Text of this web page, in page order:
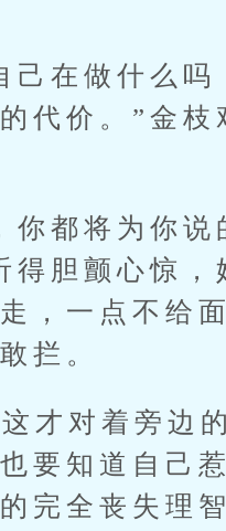
在做什么吗
代价。”金枝
都将为你说
胆颤心惊，
，一点不给
拦。
对着旁边的
要知道自己
完全丧失理